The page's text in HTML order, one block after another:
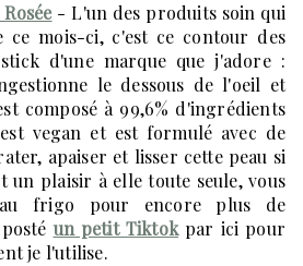
- L'un des produits soin qui
ce mois-ci, c'est ce contour des
d'une marque que j'adore :
le dessous de l'oeil et
composé à 99,6% d'ingrédients
vegan et est formulé avec de
apaiser et lisser cette peau si
un plaisir à elle toute seule, vous
frigo pour encore plus de
un petit Tiktok par ici pour
je l'utilise.